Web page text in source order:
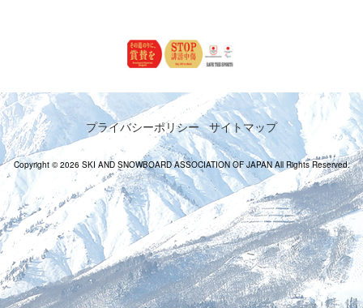
プライバシーポリシー サイトマップ
Copyright © 2026 SKI AND SNOWBOARD ASSOCIATION OF JAPAN All Rights Reserved.